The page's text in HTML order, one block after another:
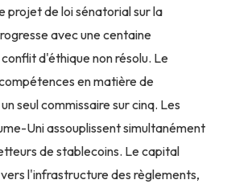
projet de loi sénatorial sur la
avec une centaine
d'éthique non résolu. Le
en matière de
seul commissaire sur cinq. Les
Uni assouplissent simultanément
de stablecoins. Le capital
l'infrastructure des règlements,